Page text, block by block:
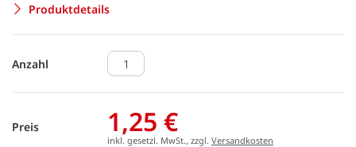
Produktdetails
Anzahl
Preis 1,25 €
inkl. gesetzl. MwSt., zzgl. Versandkosten